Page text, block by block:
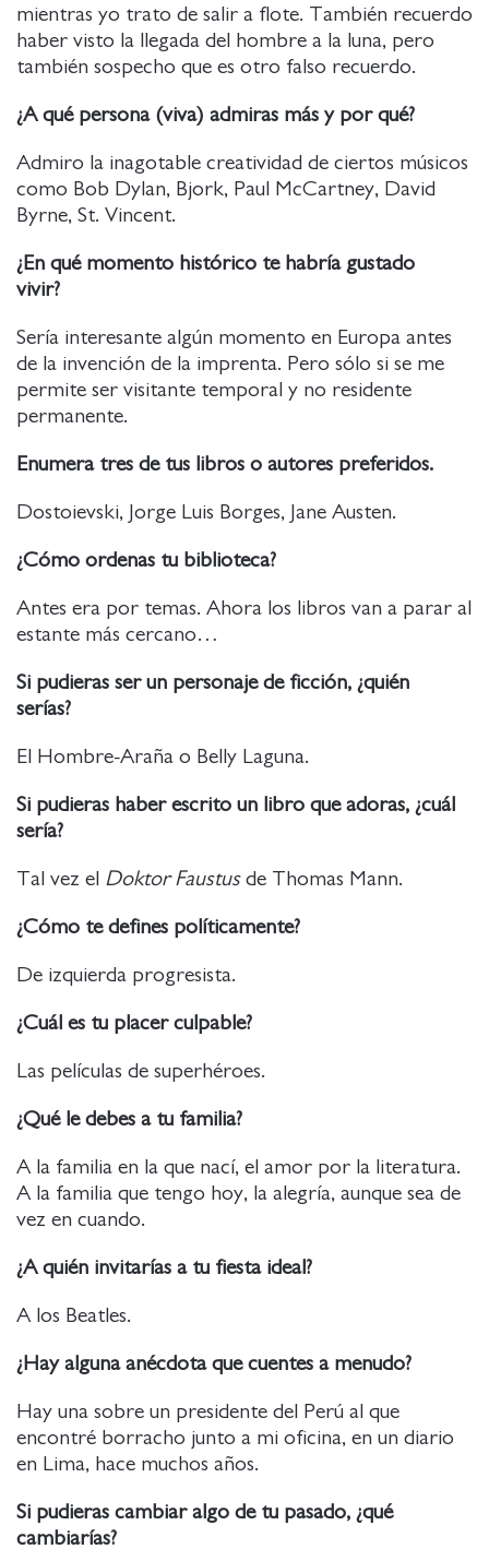
mientras yo trato de salir a flote. También recuerdo
haber visto la llegada del hombre a la luna, pero
también sospecho que es otro falso recuerdo.
¿A qué persona (viva) admiras más y por qué?
Admiro la inagotable creatividad de ciertos músicos
como Bob Dylan, Bjork, Paul McCartney, David
Byrne, St. Vincent.
¿En qué momento histórico te habría gustado
vivir?
Sería interesante algún momento en Europa antes
de la invención de la imprenta. Pero sólo si se me
permite ser visitante temporal y no residente
permanente.
Enumera tres de tus libros o autores preferidos.
Dostoievski, Jorge Luis Borges, Jane Austen.
¿Cómo ordenas tu biblioteca?
Antes era por temas. Ahora los libros van a parar al
estante más cercano…
Si pudieras ser un personaje de ficción, ¿quién
serías?
El Hombre-Araña o Belly Laguna.
Si pudieras haber escrito un libro que adoras, ¿cuál
sería?
Tal vez el Doktor Faustusde Thomas Mann.
¿Cómo te defines políticamente?
De izquierda progresista.
¿Cuál es tu placer culpable?
Las películas de superhéroes.
¿Qué le debes a tu familia?
A la familia en la que nací, el amor por la literatura.
A la familia que tengo hoy, la alegría, aunque sea de
vez en cuando.
¿A quién invitarías a tu fiesta ideal?
A los Beatles.
¿Hay alguna anécdota que cuentes a menudo?
Hay una sobre un presidente del Perú al que
encontré borracho junto a mi oficina, en un diario
en Lima, hace muchos años.
Si pudieras cambiar algo de tu pasado, ¿qué
cambiarías?